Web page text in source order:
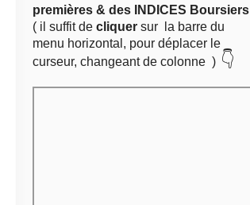
premières & des INDICES Boursiers
( il suffit de cliquer sur
la barre du
menu horizontal, pour déplacer le
curseur, changeant de colonne ) 👇